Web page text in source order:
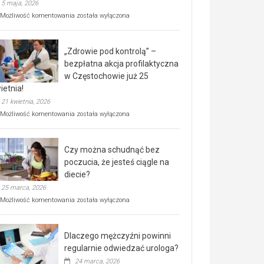
5 maja, 2026
Możliwość komentowania Rusza
rehabilitacji
dla
seniorów!
została wyłączona
„Zdrowie pod kontrolą” –
bezpłatna akcja profilaktyczna
w Częstochowie już 25
21 kwietnia, 2026
Możliwość komentowania „Zdrowie
bezpłatna
akcja
profilaktyczna
w
już
kwietnia!
została wyłączona
Czy można schudnąć bez
poczucia, że jesteś ciągle na
diecie?
25 marca, 2026
Możliwość komentowania Czy
poczucia,
że
została wyłączona
Dlaczego mężczyźni powinni
regularnie odwiedzać urologa?
24 marca, 2026